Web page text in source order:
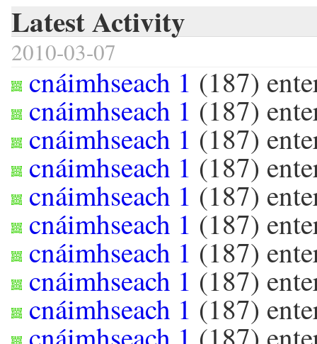
Latest Activity
2010-03-07
cnáimhseach 1 (187)
cnáimhseach 1 (187)
cnáimhseach 1 (187)
cnáimhseach 1 (187)
cnáimhseach 1 (187)
cnáimhseach 1 (187)
cnáimhseach 1 (187)
cnáimhseach 1 (187)
cnáimhseach 1 (187)